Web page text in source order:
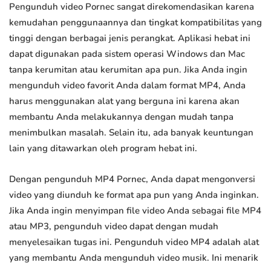
Pengunduh video Pornec sangat direkomendasikan karena
kemudahan penggunaannya dan tingkat kompatibilitas yang
tinggi dengan berbagai jenis perangkat. Aplikasi hebat ini
dapat digunakan pada sistem operasi Windows dan Mac
tanpa kerumitan atau kerumitan apa pun. Jika Anda ingin
mengunduh video favorit Anda dalam format MP4, Anda
harus menggunakan alat yang berguna ini karena akan
membantu Anda melakukannya dengan mudah tanpa
menimbulkan masalah. Selain itu, ada banyak keuntungan
lain yang ditawarkan oleh program hebat ini.
Dengan pengunduh MP4 Pornec, Anda dapat mengonversi
video yang diunduh ke format apa pun yang Anda inginkan.
Jika Anda ingin menyimpan file video Anda sebagai file MP4
atau MP3, pengunduh video dapat dengan mudah
menyelesaikan tugas ini. Pengunduh video MP4 adalah alat
yang membantu Anda mengunduh video musik. Ini menarik